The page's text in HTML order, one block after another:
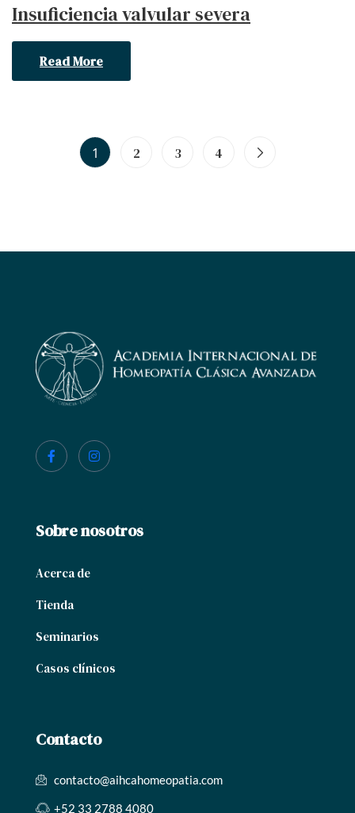
Insuficiencia valvular severa
Read More
1 2 3 4
Sobre nosotros
Acerca de
Tienda
Seminarios
Casos clínicos
Contacto
contacto@aihcahomeopatia.com
+52 33 2788 4080